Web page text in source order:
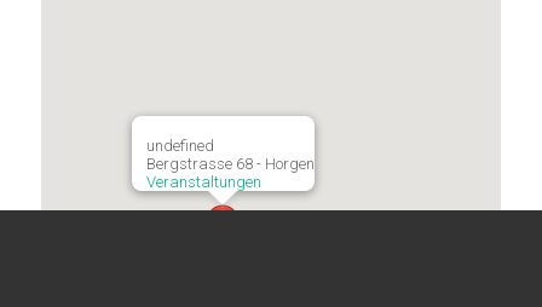
undefined
Bergstrasse 68 - Horgen
Veranstaltungen